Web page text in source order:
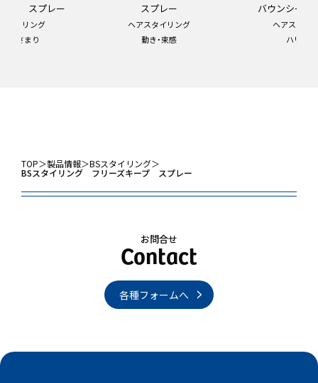
グ スプレー
タイリング
・おさまり
スプレー
ヘアスタイリング
動き・束感
バウンシー
ヘアスタイ
ハリ・持
TOP＞製品情報＞BSスタイリング＞
BSスタイリング フリーズキープ スプレー
お問合せ
各種フォームへ